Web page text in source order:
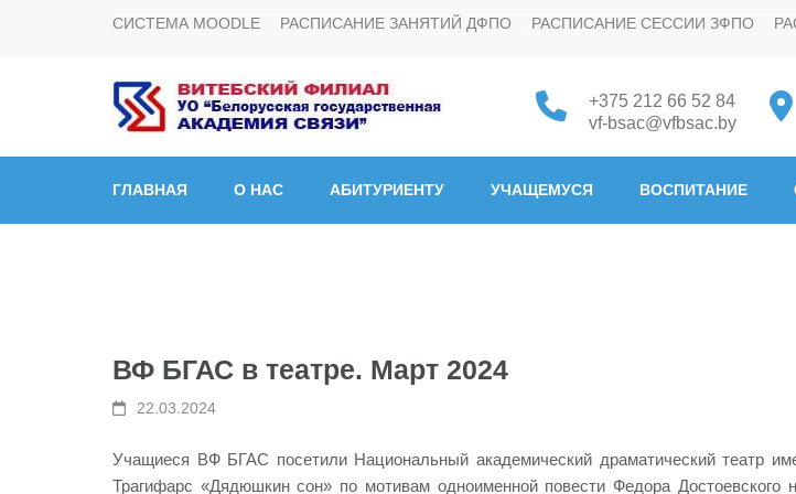
СИСТЕМА MOODLE РАСПИСАНИЕ ЗАНЯТИЙ ДФПО РАСПИСАНИЕ СЕССИИ ЗФПО
Витебский филиал УО "Белорусская
+375 212 66 52 84
vf-bsac@vfbsac.by
ГЛАВНАЯ О НАС АБИТУРИЕНТУ УЧАЩЕМУСЯ ВОСПИТАНИЕ
ВФ БГАС в театре. Март 2024
22.03.2024
Учащиеся ВФ БГАС посетили Национальный академический драматический театр
Трагифарс «Дядюшкин сон» по мотивам одноименной повести Федора Достоевского